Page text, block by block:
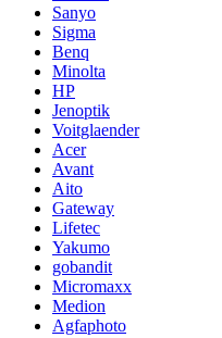
Sanyo
Sigma
Benq
Minolta
HP
Jenoptik
Voitglaender
Acer
Avant
Aito
Gateway
Lifetec
Yakumo
gobandit
Micromaxx
Medion
Agfaphoto